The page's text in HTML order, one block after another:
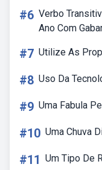
#6 Verbo
Ano Com
#7 Utilize As
#8 Uso Da
#9 Uma Fabula
#10 Uma Chuva
#11 Um Tipo De